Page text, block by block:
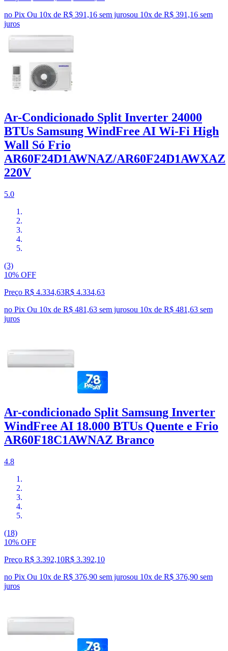
no Pix Ou 10x de R$ 391,16 sem jurosou 10x de R$ 391,16 sem
juros
Ar-Condicionado Split Inverter 24000
BTUs Samsung WindFree AI Wi-Fi High
Wall Só Frio
AR60F24D1AWNAZ/AR60F24D1AWXAZ
220V
5.0
(3)
10% OFF
Preço R$ 4.334,63R$ 4.334,63
no Pix Ou 10x de R$ 481,63 sem jurosou 10x de R$ 481,63 sem
juros
Ar-condicionado Split Samsung Inverter
WindFree AI 18.000 BTUs Quente e Frio
AR60F18C1AWNAZ Branco
4.8
(18)
10% OFF
Preço R$ 3.392,10R$ 3.392,10
no Pix Ou 10x de R$ 376,90 sem jurosou 10x de R$ 376,90 sem
juros